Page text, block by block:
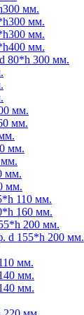
мм.
мм.
мм.
мм.
80*h 300 мм.
мм.
мм.
мм.
мм.
мм.
110 мм.
160 мм.
200 мм.
d 155*h 200 мм.
мм.
мм.
мм.